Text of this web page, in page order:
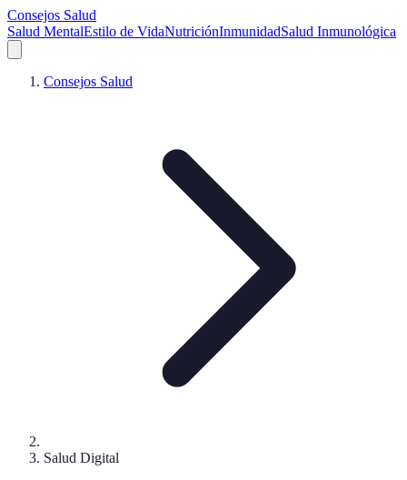
Consejos Salud
Salud MentalEstilo de VidaNutriciónInmunidadSalud Inmunológica
Consejos Salud
Salud Digital